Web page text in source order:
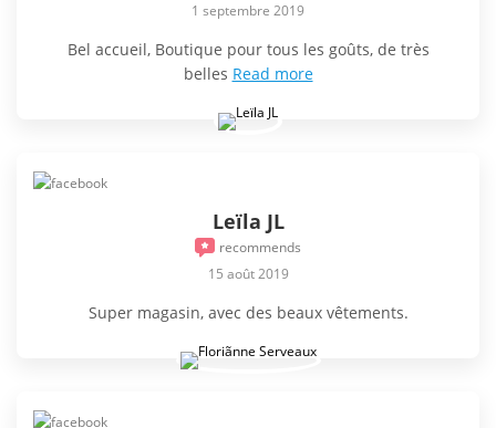
1 septembre 2019
Bel accueil, Boutique pour tous les goûts, de très
belles Read more
Leïla JL
recommends
15 août 2019
Super magasin, avec des beaux vêtements.